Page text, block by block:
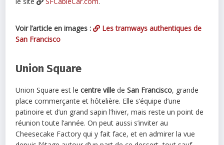
Voir l’article en images :
Les tramways authentiques de
San Francisco
Union Square
Union Square est lecentre ville deSan Francisco, grande
place commerçante et hôtelière. Elle s’équipe d’une
patinoire et d’un grand sapin l’hiver, mais reste un point de
réunion toute l’année. On peut aussi s’inviter au
Cheesecake Factory qui y fait face, et en admirer la vue